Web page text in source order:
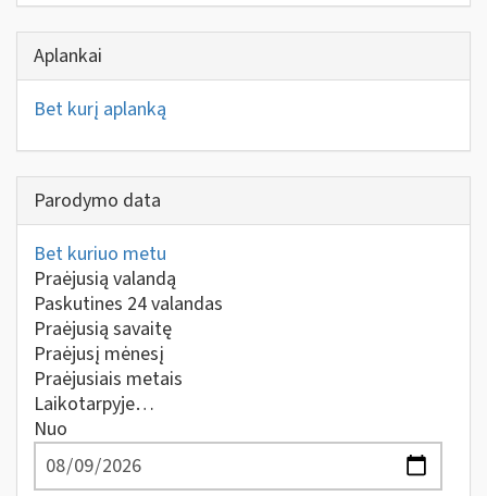
Aplankai
Bet kurį aplanką
Parodymo data
Bet kuriuo metu
Praėjusią valandą
Paskutines 24 valandas
Praėjusią savaitę
Praėjusį mėnesį
Praėjusiais metais
Laikotarpyje…
Nuo